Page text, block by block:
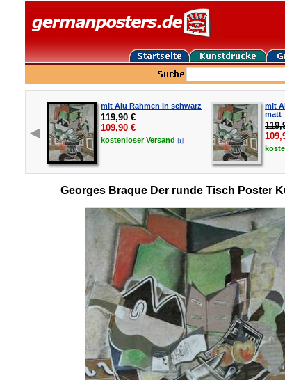
mit Alu Rahmen in schwarz
119,90 €
109,90 €
kostenloserVersand [i]
mit
matt
Georges Braque Der runde Tisch Poster